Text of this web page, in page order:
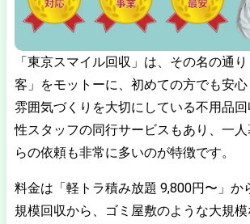
「東京スマイル回収」は、その名の通
客」をモットーに、初めての方でも安
雰囲気づくりを大切にしている不用品
性スタッフの同行サービスもあり、一
らの依頼も非常に多いのが特徴です。
料金は「軽トラ積み放題 9,800円〜」か
規模回収から、ゴミ屋敷のような大規模